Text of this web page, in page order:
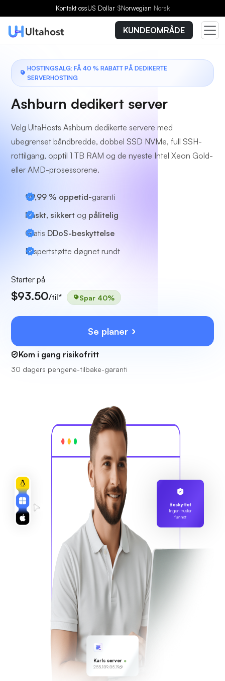
Kontakt ossUS Dollar $Norwegian Norsk
KUNDEOMRÅDE
HOSTINGSALG: FÅ 40 % RABATT PÅ DEDIKERTE
SERVERHOSTING
Ashburn dedikert server
Velg UltaHosts Ashburn dedikerte servere med
ubegrenset båndbredde, dobbel SSD NVMe, full SSH-
rottilgang, opptil 1 TB RAM og de nyeste Intel Xeon Gold-
eller AMD-prosessorene.
99,99 % oppetid-garanti
Raskt, sikkert og pålitelig
Gratis DDoS-beskyttelse
Ekspertstøtte døgnet rundt
Starter på
$93.50/til* Spar 40%
Se planer
Kom i gang risikofritt
30 dagers pengene-tilbake-garanti
Beskyttet
Ingen trusler
funnet
Karls server
255.189.85.19